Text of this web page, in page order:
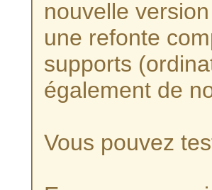
nouvelle
une refonte
supports
également de
Vous pouvez